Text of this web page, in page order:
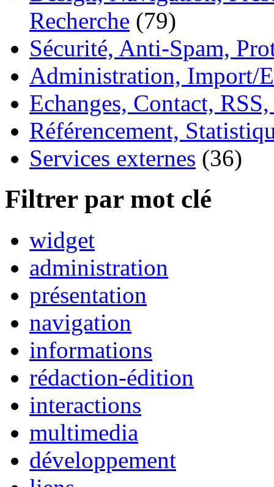
Recherche (79)
Sécurité, Anti-Spam,
Administration, Import/
Echanges, Contact,
Référencement,
Services externes (36)
Filtrer par mot clé
widget
administration
présentation
navigation
informations
rédaction-édition
interactions
multimedia
développement